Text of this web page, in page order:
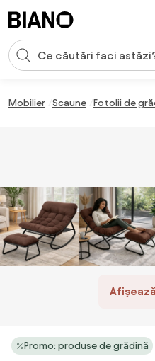
Introducerea căutării
Mobilier Scaune Fotolii de
Promo: produse de grădină